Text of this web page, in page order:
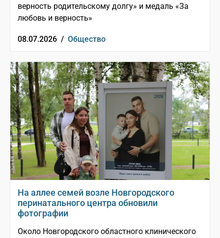
верность родительскому долгу» и медаль «За
любовь и верность»
08.07.2026 / Общество
На аллее семей возле Новгородского
перинатального центра обновили
фотографии
Около Новгородского областного клинического